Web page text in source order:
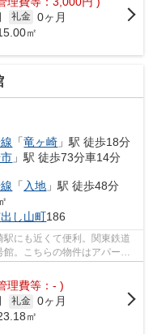
礼金 0ヶ月
㎡
「竜ヶ崎 」駅 徒歩18分
」駅 徒歩73分車14分
「 入地 」駅 徒歩48分
出し山町186
にも近くて便利。関東鉄道
。こちらの物件はアパート
理費等：- )
礼金 0ヶ月
㎡